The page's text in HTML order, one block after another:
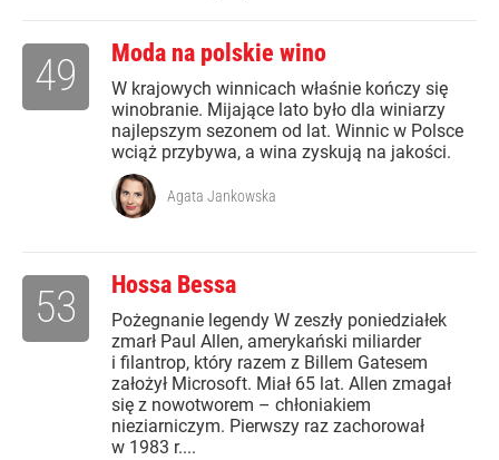
Moda na polskie wino
W krajowych winnicach właśnie kończy się
winobranie. Mijające lato było dla winiarzy
najlepszym sezonem od lat. Winnic w Polsce
wciąż przybywa, a wina zyskują na jakości.
49
Agata Jankowska
Hossa Bessa
Pożegnanie legendy W zeszły poniedziałek
zmarł Paul Allen, amerykański miliarder
i filantrop, który razem z Billem Gatesem
założył Microsoft. Miał 65 lat. Allen zmagał
się z nowotworem – chłoniakiem
nieziarniczym. Pierwszy raz zachorował
w 1983 r....
53